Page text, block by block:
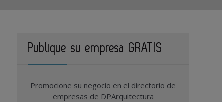
Publique su empresa GRATIS
Promocione su negocio en el directorio de
empresas de DPArquitectura